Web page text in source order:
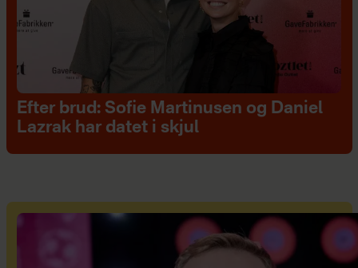
Efter brud: Sofie Martinusen og Daniel
Lazrak har datet i skjul